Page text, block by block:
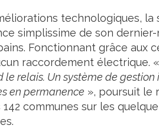
technologiques,
simplissime de son
Fonctionnant grâce aux
raccordement électrique. «
le relais. Un système de
en permanence », poursuit le
communes sur les